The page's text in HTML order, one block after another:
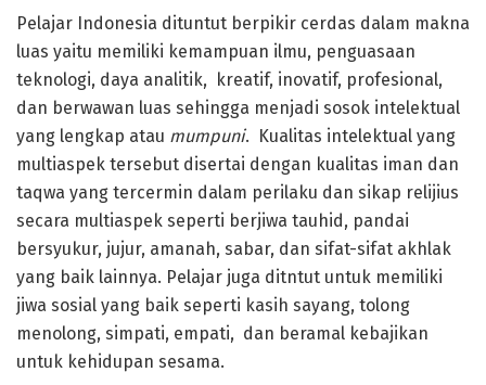
Pelajar Indonesia dituntut berpikir cerdas dalam makna
luas yaitu memiliki kemampuan ilmu, penguasaan
teknologi, daya analitik, kreatif, inovatif, profesional,
dan berwawan luas sehingga menjadi sosok intelektual
yang lengkap atau mumpuni. Kualitas intelektual yang
multiaspek tersebut disertai dengan kualitas iman dan
taqwa yang tercermin dalam perilaku dan sikap relijius
secara multiaspek seperti berjiwa tauhid, pandai
bersyukur, jujur, amanah, sabar, dan sifat-sifat akhlak
yang baik lainnya. Pelajar juga ditntut untuk memiliki
jiwa sosial yang baik seperti kasih sayang, tolong
menolong, simpati, empati, dan beramal kebajikan
untuk kehidupan sesama.